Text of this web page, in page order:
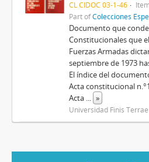
CL CIDOC 03-1-46 Item
Part ofColecciones
Documento que
Constitucionales que
Fuerzas Armadas
septiembre de 1973
El índice del
Acta constitucional
Acta ... »
Universidad Finis